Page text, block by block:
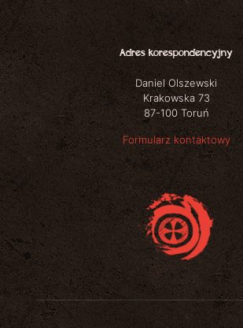
Adres korespondencyjny
Daniel Olszewski
Krakowska 73
87-100 Toruń
Formularz kontaktowy